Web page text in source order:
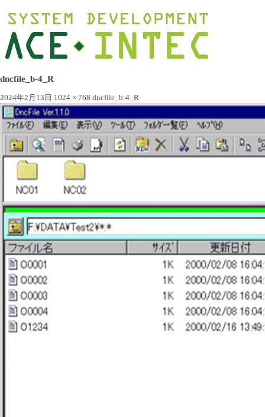
dncfile_b-4_R
2024年2月13日 1024 × 768 dncfile_b-4_R